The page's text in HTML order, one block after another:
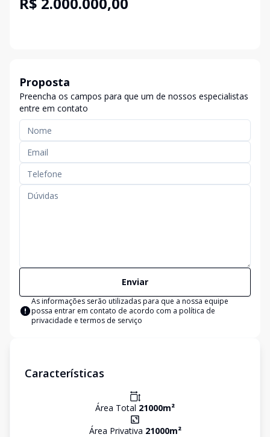
Proposta
Preencha os campos para que um de nossos especialistas
entre em contato
Enviar
As informações serão utilizadas para que a nossa equipe
possa entrar em contato de acordo com a política de
privacidade e termos de serviço
Características
Área Total 21000m²
Área Privativa 21000m²